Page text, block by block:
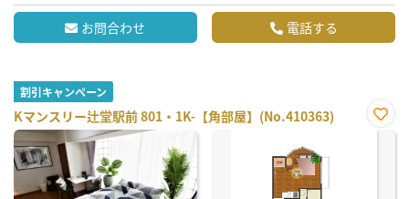
お問合わせ 電話する
割引キャンペーン
Kマンスリー辻堂駅前 801・1K-【角部屋】(No.410363)
お気